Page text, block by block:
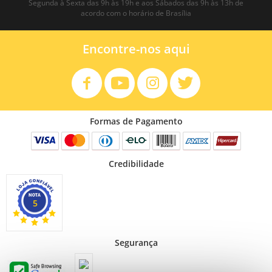
Segunda à Sexta das 9h às 19h e aos Sábados das 9h às 13h de
acordo com o horário de Brasília
Encontre-nos aqui
Formas de Pagamento
Credibilidade
5
Segurança